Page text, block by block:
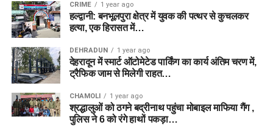
CRIME 1 year ago
हल्द्वानी: बनभूलपुरा क्षेत्र में युवक की पत्थर से कुचलकर
हत्या, एक हिरासत में…
DEHRADUN 1 year ago
देहरादून में स्मार्ट ऑटोमेटेड पार्किंग का कार्य अंतिम चरण में,
ट्रैफिक जाम से मिलेगी राहत…
CHAMOLI 1 year ago
श्रद्धालुओं को ठगने बद्रीनाथ पहुंचा मोबाइल माफिया गैंग ,
पुलिस ने 6 को रंगे हाथों पकड़ा…